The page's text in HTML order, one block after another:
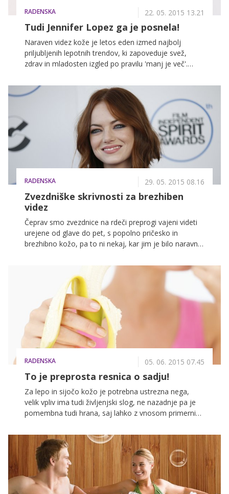
RADENSKA 22. 05. 2015 13.21
Tudi Jennifer Lopez ga je posnela!
Naraven videz kože je letos eden izmed najbolj
priljubljenih lepotnih trendov, ki zapoveduje svež,
zdrav in mladosten izgled po pravilu 'manj je več'.
omrežja, in če ste se do sedaj skrivale za goro ličil,
boste to pomlad in poletje svoji koži lahko končno
pustile zadihati. Dejstvo je, da je koža vsakodnevno
izpostavljena škodljivim vplivom, kar se izraža tudi na
njeni povrhnjici. Temperaturne razlike, škodljivi sončni
žarki, agresivna kozmetika, nepravilna prehrana in
neprimerna nega so dejavniki, ki še kako vplivajo na
izgled. Dobra novica je, da si naraven videz in gladko
kožo lahko povrnete tudi same s pomočjo naslednjih
lepotnih napotkov.
RADENSKA 29. 05. 2015 08.16
Zvezdniške skrivnosti za brezhiben
videz
Čeprav smo zvezdnice na rdeči preprogi vajeni videti
urejene od glave do pet, s popolno pričesko in
brezhibno kožo, pa to ni nekaj, kar jim je bilo naravno
vizažistov, ki se jim lahko zahvalijo za sijočo in
negovano kožo, ki jim jo tako zavidamo. Najboljši
vizažisti in strokovnjaki za nego kože so razkrili do
zdaj skrbno varovane zvezdniške lepotne skrivnosti, s
pomočjo katerih bo zdaj tudi vaša koža sijoča in
zdrava!
RADENSKA 05. 06. 2015 07.45
To je preprosta resnica o sadju!
Za lepo in sijočo kožo je potrebna ustrezna nega,
velik vpliv ima tudi življenjski slog, ne nazadnje pa je
pomembna tudi hrana, saj lahko z vnosom primernih
treba slediti strogi dieti, glavno je, da v telo vnašate
hrano, ki vsebuje ustrezne vitamine in minerale.
Avokado, marelice, breskve in banane je le nekaj
sezonskih sadežev, ki ji morate uvrstiti na svoj dnevni
jedilnik, iz njih pa lahko naredite tudi učinkovite
domače maske za obraz!